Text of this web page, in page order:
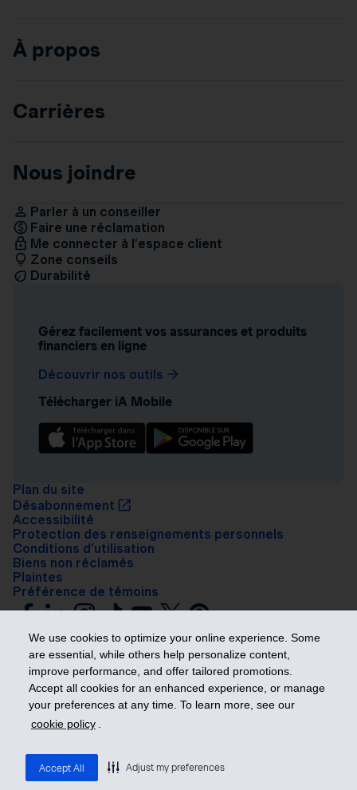
We use cookies to optimize your online experience. Some
are essential, while others help personalize content,
improve performance, and offer tailored promotions.
Accept all cookies for an enhanced experience, or manage
your preferences at any time. To learn more, see our
cookie policy .
Accept All Adjust my preferences
À propos
Carrières
Nous joindre
Parler à un conseiller
Faire une réclamation
Me connecter à l’espace client
Zone conseils
Durabilité
Gérez facilement vos assurances et produits
financiers en ligne
Découvrir nos outils
Télécharger iA Mobile
Plan du site
Désabonnement
Accessibilité
Protection des renseignements personnels
Conditions d’utilisation
Biens non réclamés
Plaintes
Préférence de témoins
Prendre les devants
Groupe financier. Tous droits réservés.